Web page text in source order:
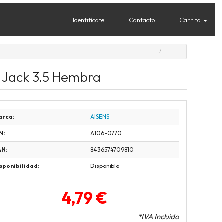
Identifícate Contacto Carrito
3.5 Hembra
AISENS
A106-0770
8436574709810
Disponible
4,79 €
*IVA Incluido